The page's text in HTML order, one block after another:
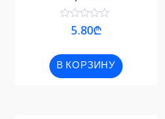
Оценка
5
5.80₾
В КОРЗИНУ